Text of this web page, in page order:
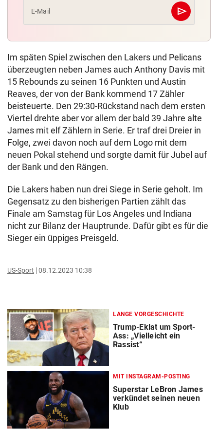
E-Mail send
Abschicken
Im späten Spiel zwischen den Lakers und Pelicans
überzeugten neben James auch Anthony Davis mit
15 Rebounds zu seinen 16 Punkten und Austin
Reaves, der von der Bank kommend 17 Zähler
beisteuerte. Den 29:30-Rückstand nach dem ersten
Viertel drehte aber vor allem der bald 39 Jahre alte
James mit elf Zählern in Serie. Er traf drei Dreier in
Folge, zwei davon noch auf dem Logo mit dem
neuen Pokal stehend und sorgte damit für Jubel auf
der Bank und den Rängen.
Die Lakers haben nun drei Siege in Serie geholt. Im
Gegensatz zu den bisherigen Partien zählt das
Finale am Samstag für Los Angeles und Indiana
nicht zur Bilanz der Hauptrunde. Dafür gibt es für die
Sieger ein üppiges Preisgeld.
US-Sport 08.12.2023 10:38
LANGE VORGESCHICHTE
Trump-Eklat um Sport-
Ass: „Vielleicht ein
Rassist“
MIT INSTAGRAM-POSTING
Superstar LeBron James
verkündet seinen neuen
Klub